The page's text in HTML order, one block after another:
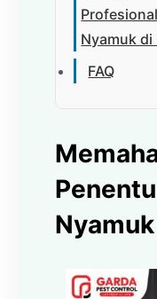
Nyamuk di
FAQ